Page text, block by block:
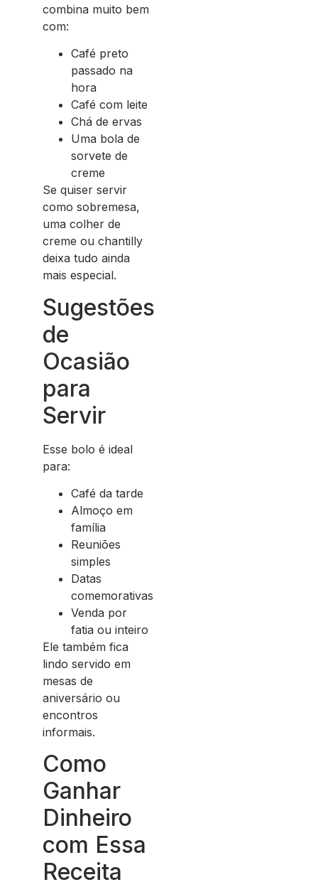
combina muito bem
com:
Café preto
passado na
hora
Café com leite
Chá de ervas
Uma bola de
sorvete de
creme
Se quiser servir
como sobremesa,
uma colher de
creme ou chantilly
deixa tudo ainda
mais especial.
Sugestões
de
Ocasião
para
Servir
Esse bolo é ideal
para:
Café da tarde
Almoço em
família
Reuniões
simples
Datas
comemorativas
Venda por
fatia ou inteiro
Ele também fica
lindo servido em
mesas de
aniversário ou
encontros
informais.
Como
Ganhar
Dinheiro
com Essa
Receita